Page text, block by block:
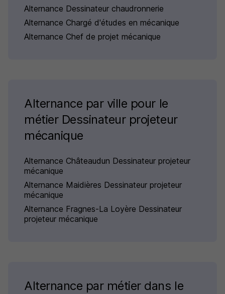
Alternance Dessinateur chaudronnerie
Alternance Chargé d'études en mécanique
Alternance Chef de projet mécanique
Alternance par ville pour le
métier Dessinateur projeteur
mécanique
Alternance Châteaudun Dessinateur projeteur
mécanique
Alternance Maidières Dessinateur projeteur
mécanique
Alternance Fragnes-La Loyère Dessinateur
projeteur mécanique
Alternance par métier dans le